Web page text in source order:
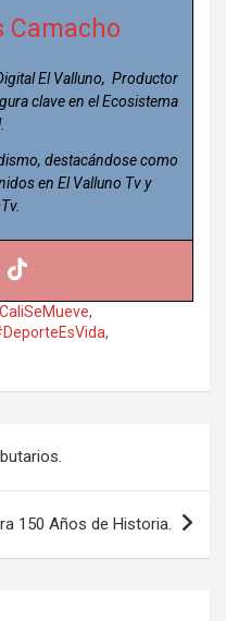
Camacho
El Valluno, Productor
clave en el Ecosistema
destacándose como
en El Valluno Tv y
,
,
150 Años de Historia.